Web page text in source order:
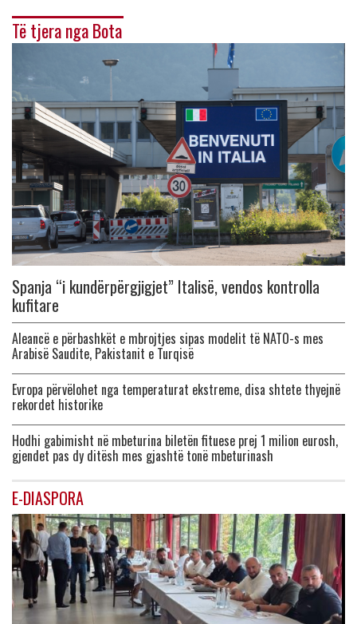
Të tjera nga Bota
Spanja “i kundërpërgjigjet” Italisë, vendos kontrolla
kufitare
Aleancë e përbashkët e mbrojtjes sipas modelit të NATO-s mes
Arabisë Saudite, Pakistanit e Turqisë
Evropa përvëlohet nga temperaturat ekstreme, disa shtete thyejnë
rekordet historike
Hodhi gabimisht në mbeturina biletën fituese prej 1 milion eurosh,
gjendet pas dy ditësh mes gjashtë tonë mbeturinash
E-DIASPORA